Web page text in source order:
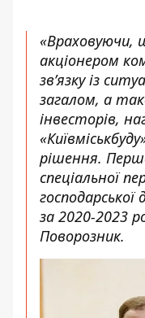
«Враховуючи,
акціонером
зв’язку із
загалом, а
інвесторів,
рішення.
спеціальної
господарської
за 2020-2023
Поворозник.